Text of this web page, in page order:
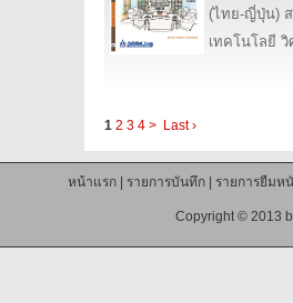
(ไทย-ญี่ปุ่น)
เทคโนโลยี
1 2 3 4 > Last ›
หน้าแรก| รายการบันทึก| รายการยืมห
Copyright © 2013